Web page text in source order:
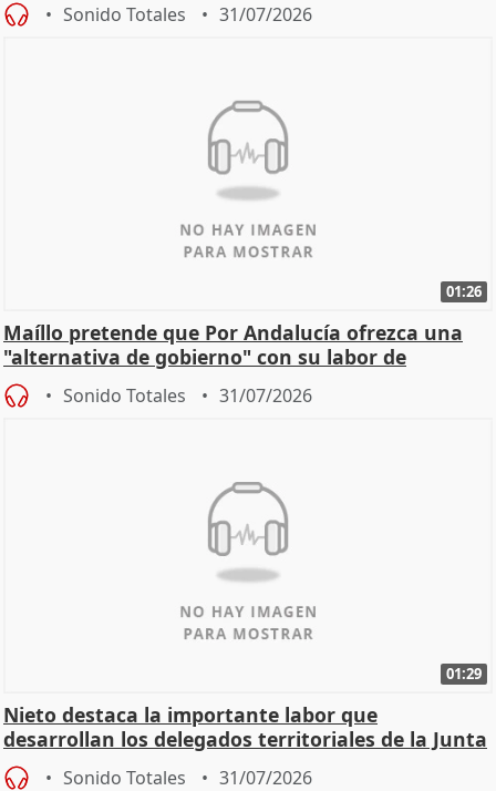
Sonido Totales 31/07/2026
01:26
Maíllo pretende que Por Andalucía ofrezca una
"alternativa de gobierno" con su labor de
oposición
Sonido Totales 31/07/2026
01:29
Nieto destaca la importante labor que
desarrollan los delegados territoriales de la Junta
Sonido Totales 31/07/2026